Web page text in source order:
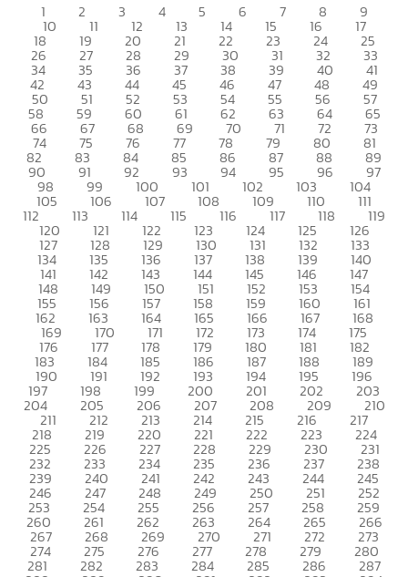
1 2 3 4 5 6 7 8 9
10 11 12 13 14 15 16 17
18 19 20 21 22 23 24 25
26 27 28 29 30 31 32 33
34 35 36 37 38 39 40 41
42 43 44 45 46 47 48 49
50 51 52 53 54 55 56 57
58 59 60 61 62 63 64 65
66 67 68 69 70 71 72 73
74 75 76 77 78 79 80 81
82 83 84 85 86 87 88 89
90 91 92 93 94 95 96 97
98 99 100 101 102 103 104
105 106 107 108 109 110 111
112 113 114 115 116 117 118 119
120 121 122 123 124 125 126
127 128 129 130 131 132 133
134 135 136 137 138 139 140
141 142 143 144 145 146 147
148 149 150 151 152 153 154
155 156 157 158 159 160 161
162 163 164 165 166 167 168
169 170 171 172 173 174 175
176 177 178 179 180 181 182
183 184 185 186 187 188 189
190 191 192 193 194 195 196
197 198 199 200 201 202 203
204 205 206 207 208 209 210
211 212 213 214 215 216 217
218 219 220 221 222 223 224
225 226 227 228 229 230 231
232 233 234 235 236 237 238
239 240 241 242 243 244 245
246 247 248 249 250 251 252
253 254 255 256 257 258 259
260 261 262 263 264 265 266
267 268 269 270 271 272 273
274 275 276 277 278 279 280
281 282 283 284 285 286 287